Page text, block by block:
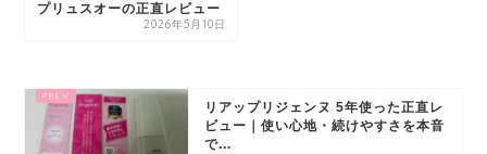
プリュスオーの正直レビュー
2026年5月10日
リアップリジェンヌ 5年使った正直レ
ビュー｜使い心地・続けやすさを本音
で...